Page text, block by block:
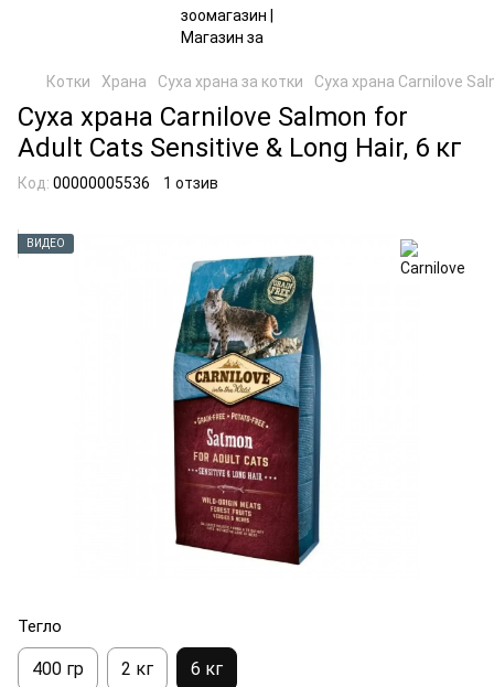
Котки Храна Суха храна за котки Суха храна Carnilove
Суха храна Carnilove Salmon for
Adult Cats Sensitive & Long Hair, 6 кг
Код: 00000005536 1 отзив
ВИДЕО
Тегло
400 гр 2 кг 6 кг